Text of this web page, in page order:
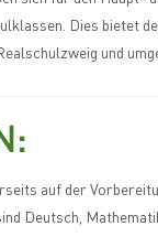
Dies bietet
und
auf der
Deutsch,